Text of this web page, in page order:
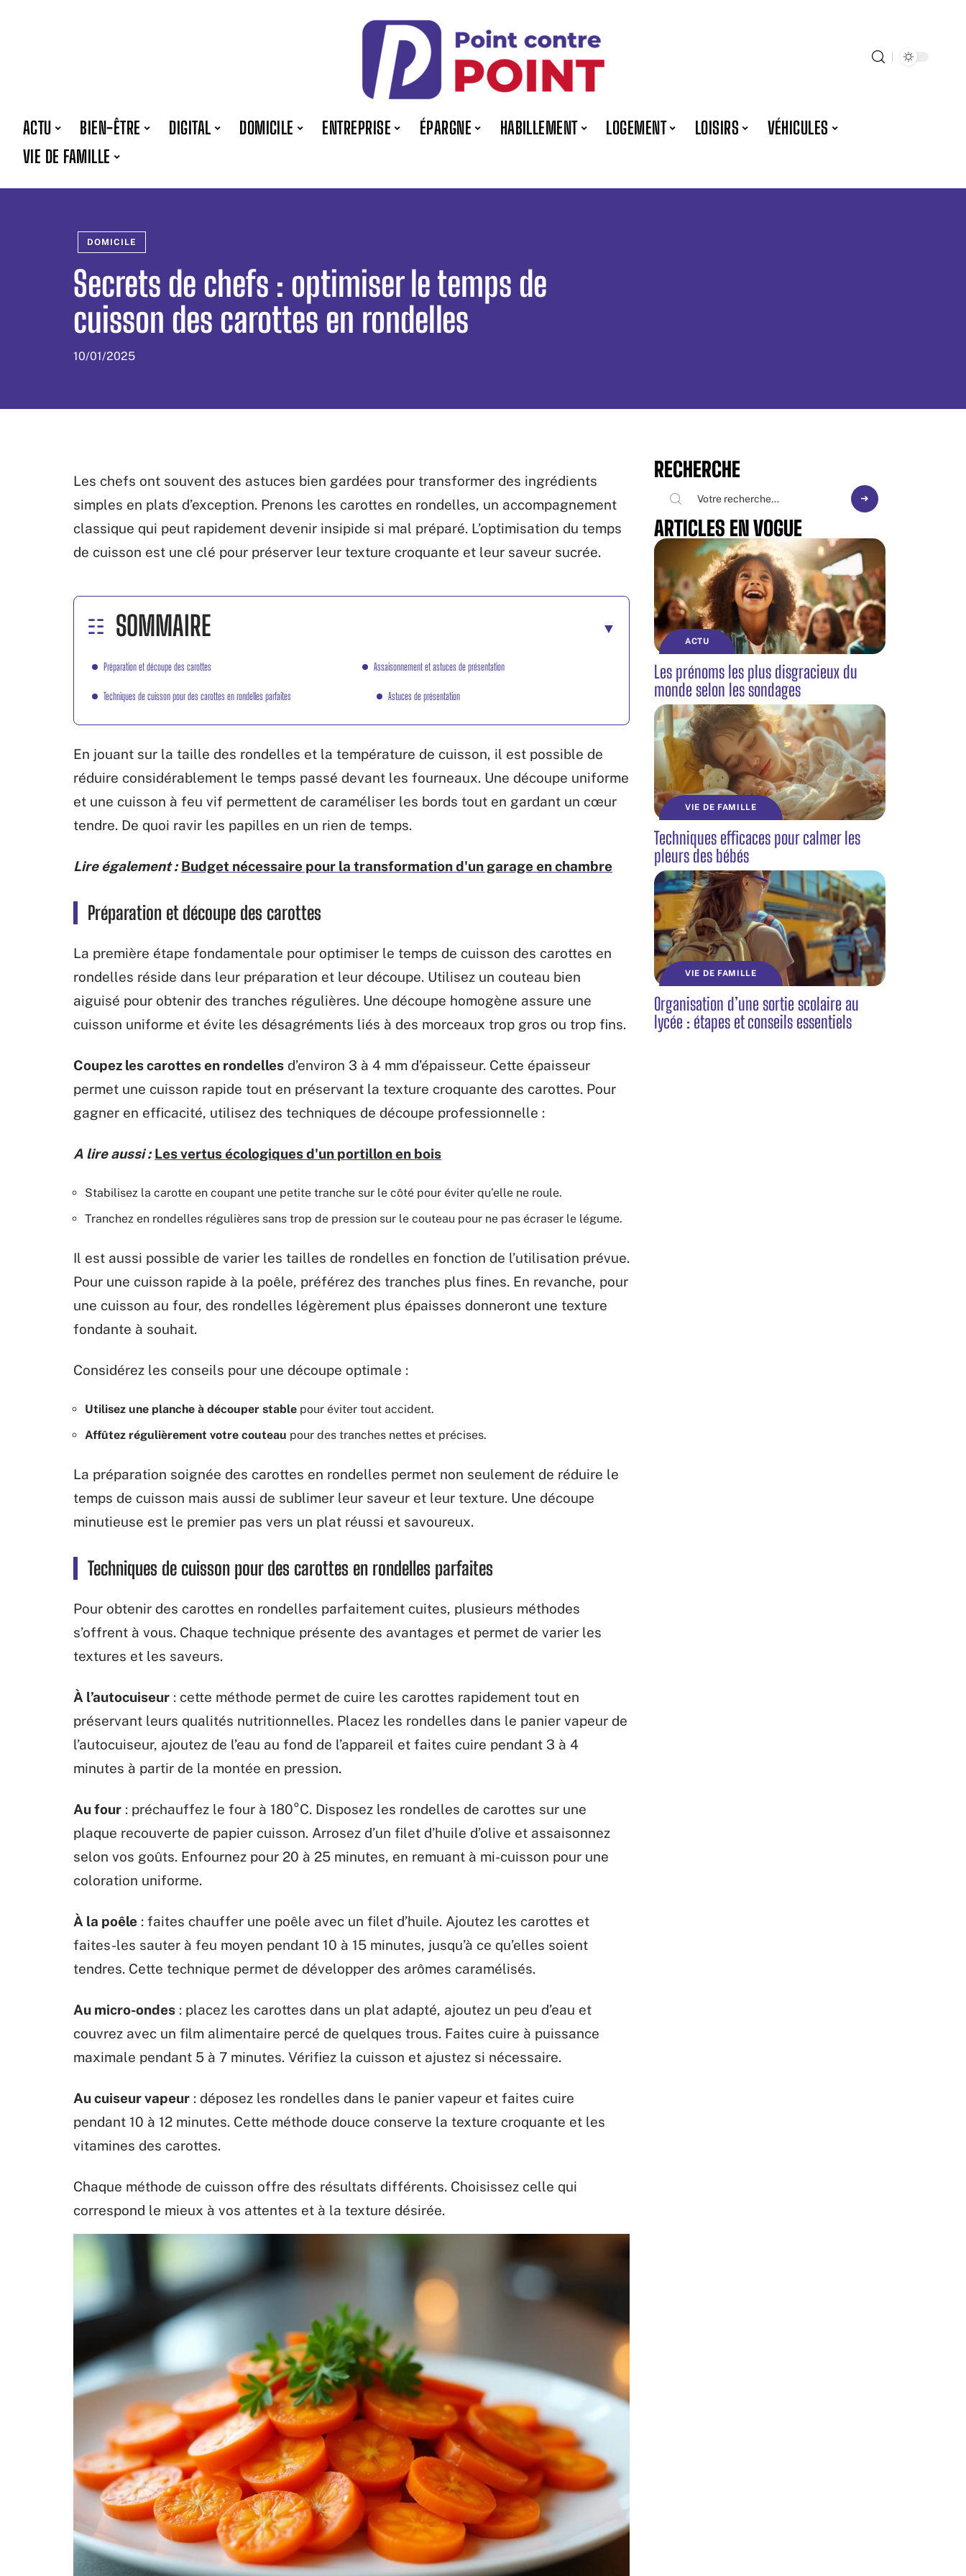
ACTU BIEN-ÊTRE DIGITAL DOMICILE ENTREPRISE ÉPARGNE HABILLEMENT LOGEMENT LOISIRS
VÉHICULES
VIE DE FAMILLE
DOMICILE
Secrets de chefs : optimiser le temps de
cuisson des carottes en rondelles
10/01/2025
Les chefs ont souvent des astuces bien gardées pour transformer des ingrédients
simples en plats d’exception. Prenons les carottes en rondelles, un accompagnement
classique qui peut rapidement devenir insipide si mal préparé. L’optimisation du temps
de cuisson est une clé pour préserver leur texture croquante et leur saveur sucrée.
SOMMAIRE
Préparation et découpe des carottes
Techniques de cuisson pour des carottes en rondelles parfaites
Assaisonnement et astuces de présentation
Astuces de présentation
En jouant sur la taille des rondelles et la température de cuisson, il est possible de
réduire considérablement le temps passé devant les fourneaux. Une découpe uniforme
et une cuisson à feu vif permettent de caraméliser les bords tout en gardant un cœur
tendre. De quoi ravir les papilles en un rien de temps.
Lire également : Budget nécessaire pour la transformation d'un garage en chambre
Préparation et découpe des carottes
La première étape fondamentale pour optimiser le temps de cuisson des carottes en
rondelles réside dans leur préparation et leur découpe. Utilisez un couteau bien
aiguisé pour obtenir des tranches régulières. Une découpe homogène assure une
cuisson uniforme et évite les désagréments liés à des morceaux trop gros ou trop fins.
Coupez les carottes en rondelles d’environ 3 à 4 mm d’épaisseur. Cette épaisseur
permet une cuisson rapide tout en préservant la texture croquante des carottes. Pour
gagner en efficacité, utilisez des techniques de découpe professionnelle :
A lire aussi : Les vertus écologiques d'un portillon en bois
Stabilisez la carotte en coupant une petite tranche sur le côté pour éviter qu’elle ne roule.
Tranchez en rondelles régulières sans trop de pression sur le couteau pour ne pas écraser le légume.
Il est aussi possible de varier les tailles de rondelles en fonction de l’utilisation prévue.
Pour une cuisson rapide à la poêle, préférez des tranches plus fines. En revanche, pour
une cuisson au four, des rondelles légèrement plus épaisses donneront une texture
fondante à souhait.
Considérez les conseils pour une découpe optimale :
Utilisez une planche à découper stable pour éviter tout accident.
Affûtez régulièrement votre couteau pour des tranches nettes et précises.
La préparation soignée des carottes en rondelles permet non seulement de réduire le
temps de cuisson mais aussi de sublimer leur saveur et leur texture. Une découpe
minutieuse est le premier pas vers un plat réussi et savoureux.
Techniques de cuisson pour des carottes en rondelles parfaites
Pour obtenir des carottes en rondelles parfaitement cuites, plusieurs méthodes
s’offrent à vous. Chaque technique présente des avantages et permet de varier les
textures et les saveurs.
À l’autocuiseur : cette méthode permet de cuire les carottes rapidement tout en
préservant leurs qualités nutritionnelles. Placez les rondelles dans le panier vapeur de
l’autocuiseur, ajoutez de l’eau au fond de l’appareil et faites cuire pendant 3 à 4
minutes à partir de la montée en pression.
Au four : préchauffez le four à 180°C. Disposez les rondelles de carottes sur une
plaque recouverte de papier cuisson. Arrosez d’un filet d’huile d’olive et assaisonnez
selon vos goûts. Enfournez pour 20 à 25 minutes, en remuant à mi-cuisson pour une
coloration uniforme.
À la poêle : faites chauffer une poêle avec un filet d’huile. Ajoutez les carottes et
faites-les sauter à feu moyen pendant 10 à 15 minutes, jusqu’à ce qu’elles soient
tendres. Cette technique permet de développer des arômes caramélisés.
Au micro-ondes : placez les carottes dans un plat adapté, ajoutez un peu d’eau et
couvrez avec un film alimentaire percé de quelques trous. Faites cuire à puissance
maximale pendant 5 à 7 minutes. Vérifiez la cuisson et ajustez si nécessaire.
Au cuiseur vapeur : déposez les rondelles dans le panier vapeur et faites cuire
pendant 10 à 12 minutes. Cette méthode douce conserve la texture croquante et les
vitamines des carottes.
Chaque méthode de cuisson offre des résultats différents. Choisissez celle qui
correspond le mieux à vos attentes et à la texture désirée.
RECHERCHE
ARTICLES EN VOGUE
ACTU
Les prénoms les plus disgracieux du
monde selon les sondages
VIE DE FAMILLE
Techniques efficaces pour calmer les
pleurs des bébés
VIE DE FAMILLE
Organisation d’une sortie scolaire au
lycée : étapes et conseils essentiels